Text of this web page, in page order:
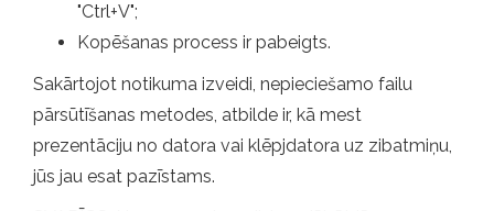
"Ctrl+V";
Kopēšanas process ir pabeigts.
Sakārtojot notikuma izveidi, nepieciešamo failu
pārsūtīšanas metodes, atbilde ir, kā mest
prezentāciju no datora vai klēpjdatora uz zibatmiņu,
jūs jau esat pazīstams.